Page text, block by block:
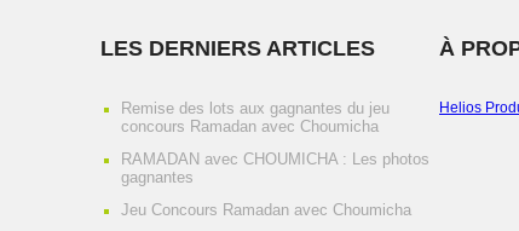
LES DERNIERS ARTICLES
Remise des lots aux gagnantes du jeu
concours Ramadan avec Choumicha
RAMADAN avec CHOUMICHA : Les photos
gagnantes
Jeu Concours Ramadan avec Choumicha
À
Helios